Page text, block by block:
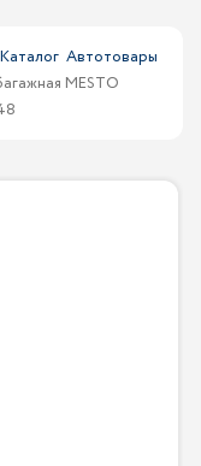
Каталог Автотовары
MESTO